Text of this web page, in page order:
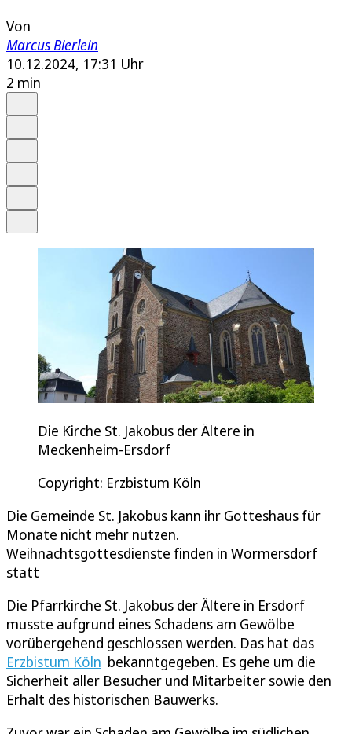
Von
Marcus Bierlein
10.12.2024, 17:31 Uhr
2 min
Die Kirche St. Jakobus der Ältere in
Meckenheim-Ersdorf
Copyright: Erzbistum Köln
Die Gemeinde St. Jakobus kann ihr Gotteshaus für
Monate nicht mehr nutzen.
Weihnachtsgottesdienste finden in Wormersdorf
statt
Die Pfarrkirche St. Jakobus der Ältere in Ersdorf
musste aufgrund eines Schadens am Gewölbe
vorübergehend geschlossen werden. Das hat das
Erzbistum Köln bekanntgegeben. Es gehe um die
Sicherheit aller Besucher und Mitarbeiter sowie den
Erhalt des historischen Bauwerks.